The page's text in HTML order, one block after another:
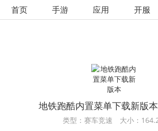
首页 手游 应用 开服
地铁跑酷内置菜单下载新版本
类型：赛车竞速 大小：